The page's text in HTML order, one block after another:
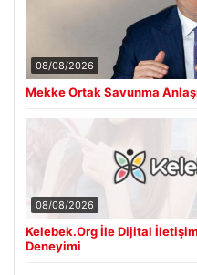
08/08/2026
Mekke Ortak Savunma
08/08/2026
Kelebek.Org İle Dijital
Deneyimi